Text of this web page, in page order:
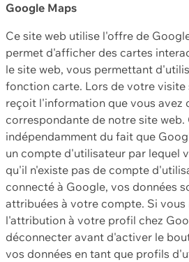
Google Maps
Ce site web utilise l'offre de
permet d'afficher des cartes
le site web, vous permettant
fonction carte. Lors de votre visite
reçoit l'information que vous avez
correspondante de notre site web.
indépendamment du fait que
un compte d'utilisateur par lequel
qu'il n'existe pas de compte
connecté à Google, vos données
attribuées à votre compte. Si vous
l'attribution à votre profil chez
déconnecter avant d'activer le
vos données en tant que profils